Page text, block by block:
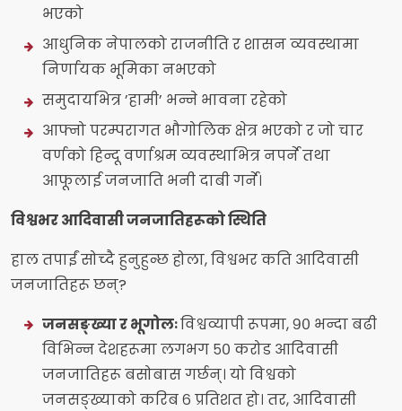
भएको
आधुनिक नेपालको राजनीति र शासन व्यवस्थामा
निर्णायक भूमिका नभएको
समुदायभित्र ’हामी’ भन्ने भावना रहेको
आफ्नो परम्परागत भौगोलिक क्षेत्र भएको र जो चार
वर्णको हिन्दू वर्णाश्रम व्यवस्थाभित्र नपर्ने तथा
आफूलाई जनजाति भनी दाबी गर्ने।
विश्वभर आदिवासी जनजातिहरूको स्थिति
हाल तपाईं सोच्दै हुनुहुन्छ होला, विश्वभर कति आदिवासी
जनजातिहरू छन्?
जनसङ्ख्या र भूगोलःविश्वव्यापी रूपमा, ९० भन्दा बढी
विभिन्न देशहरूमा लगभग ५० करोड आदिवासी
जनजातिहरू बसोबास गर्छन्। यो विश्वको
जनसङ्ख्याको करिब ६ प्रतिशत हो। तर, आदिवासी